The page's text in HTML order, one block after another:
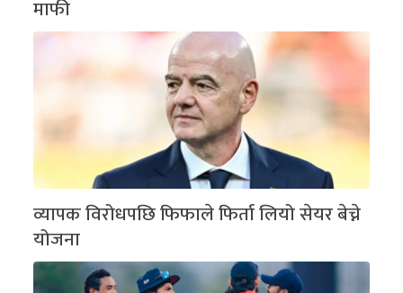
माफी
व्यापक विरोधपछि फिफाले फिर्ता लियो सेयर बेच्ने
योजना